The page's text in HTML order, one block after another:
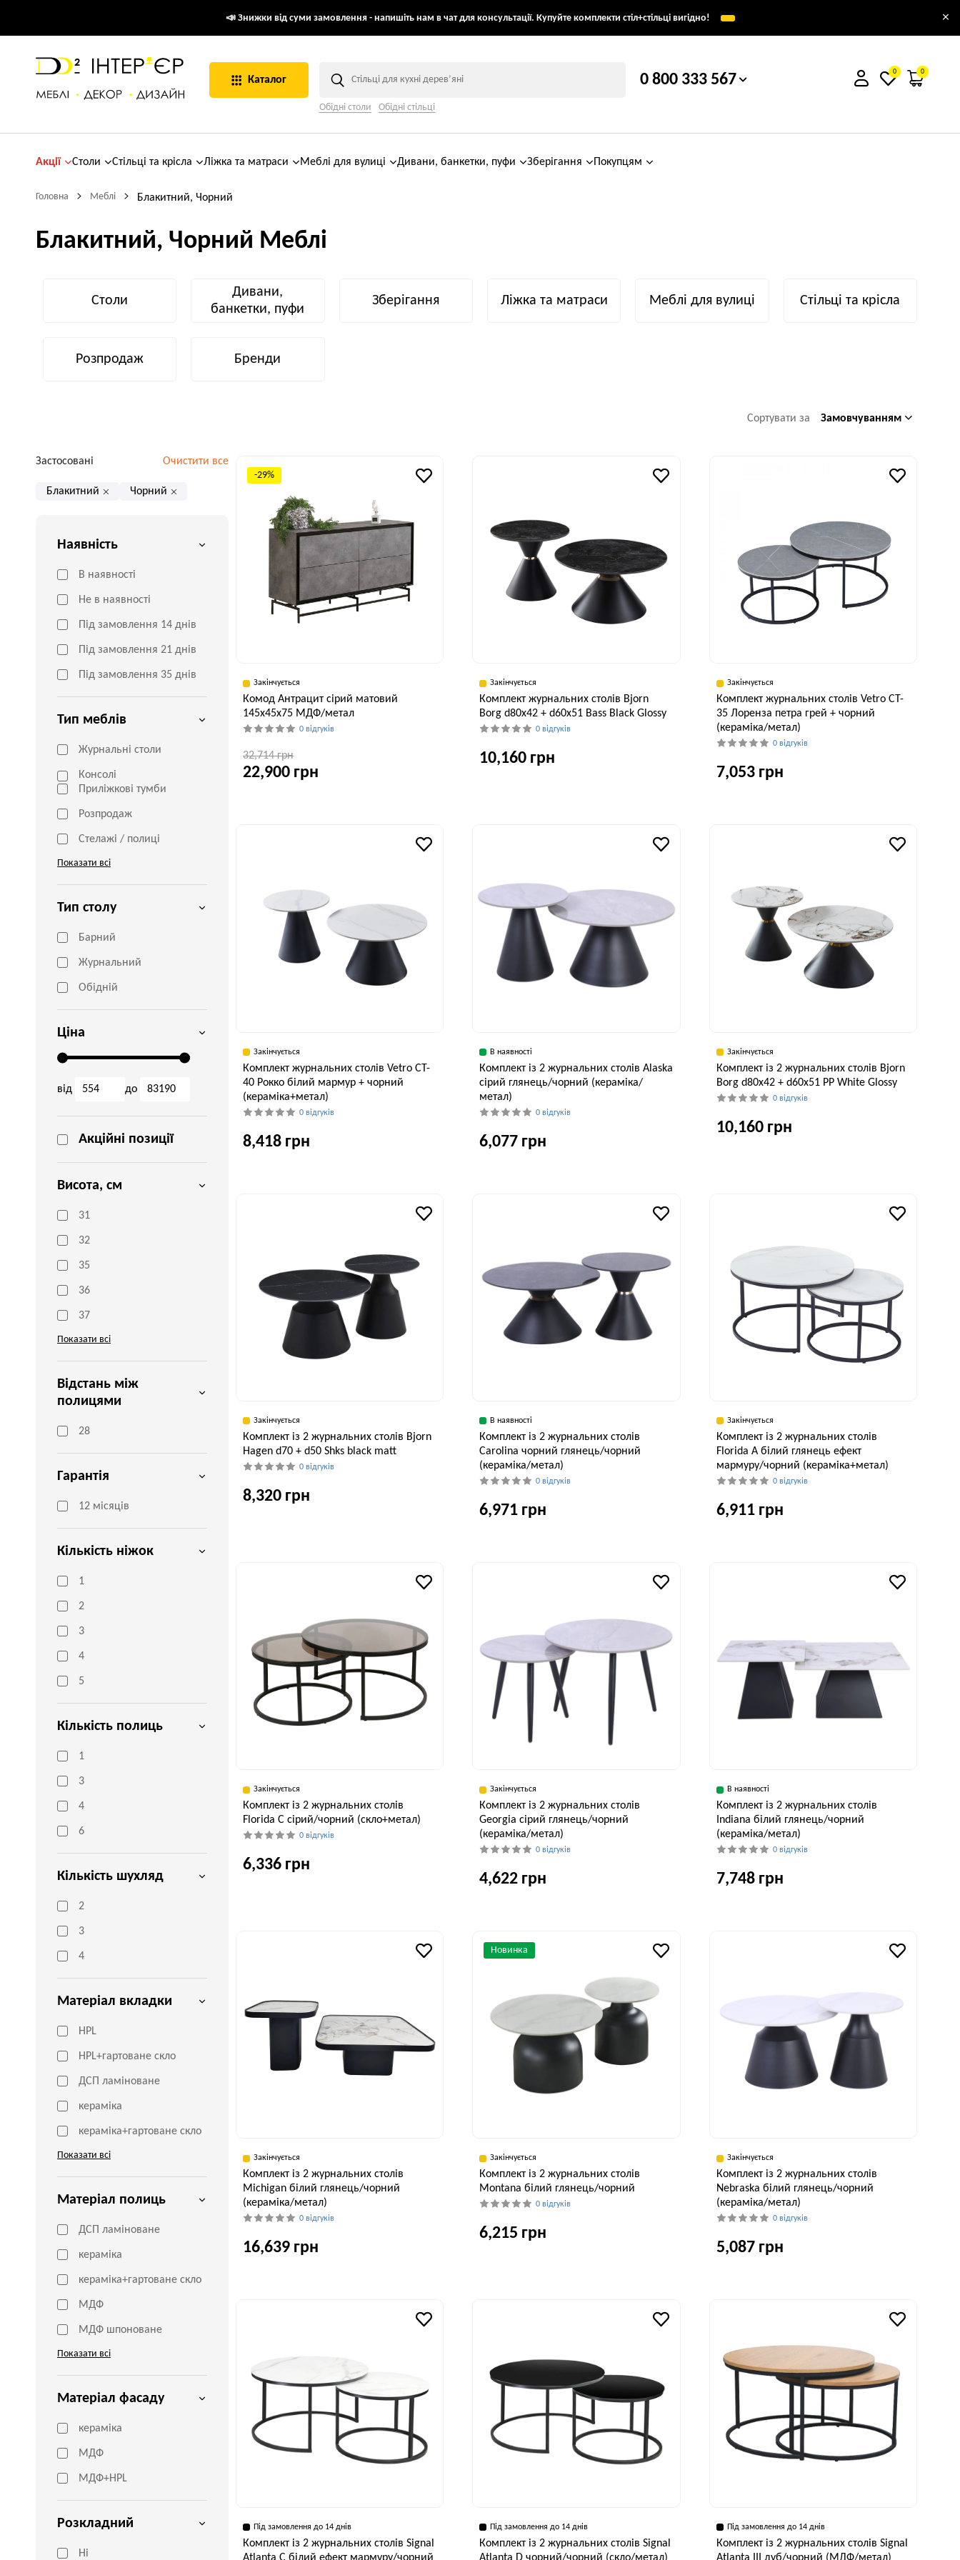
📣 Знижки від суми замовлення - напишіть нам в чат для консультації. Купуйте комплекти стіл+стільці вигідно! ×
Каталог
Обідні столи Обідні стільці
0 800 333 567 0 0
Акції Столи Стільці та крісла Ліжка та матраси Меблі для вулиці Дивани, банкетки, пуфи Зберігання Покупцям
Головна Меблі Блакитний, Чорний
Блакитний, Чорний Меблі
Столи
Дивани,
банкетки, пуфи
Зберігання Ліжка та матраси Меблі для вулиці Стільці та крісла
Розпродаж Бренди
Сортувати за Замовчуванням
Застосовані Очистити все
Блакитний Чорний
Наявність
В наявності
Не в наявності
Під замовлення 14 днів
Під замовлення 21 днів
Під замовлення 35 днів
Тип меблів
Журнальні столи
Консолі
Приліжкові тумби
Розпродаж
Стелажі / полиці
Показати всі
Тип столу
Барний
Журнальний
Обідній
Ціна
від до
Акційні позиції
Висота, см
31
32
35
36
37
Показати всі
Відстань між
полицями
28
Гарантія
12 місяців
Кількість ніжок
1
2
3
4
5
Кількість полиць
1
3
4
6
Кількість шухляд
2
3
4
Матеріал вкладки
HPL
HPL+гартоване скло
ДСП ламіноване
кераміка
кераміка+гартоване скло
Показати всі
Матеріал полиць
ДСП ламіноване
кераміка
кераміка+гартоване скло
МДФ
МДФ шпоноване
Показати всі
Матеріал фасаду
кераміка
МДФ
МДФ+HPL
Розкладний
Ні
-29%
Закінчується
Комод Антрацит сірий матовий
145x45x75 МДФ/метал
0 відгуків
32,714 грн
22,900 грн
Закінчується
Комплект журнальних столів Bjorn
Borg d80х42 + d60х51 Bass Black Glossy
0 відгуків
10,160 грн
Закінчується
Комплект журнальних столів Vetro CT-
35 Лоренза петра грей + чорний
(кераміка/метал)
0 відгуків
7,053 грн
Закінчується
Комплект журнальних столів Vetro CT-
40 Рокко білий мармур + чорний
(кераміка+метал)
0 відгуків
8,418 грн
46 см
В наявності
Комплект із 2 журнальних столів Alaska
сірий глянець/чорний (кераміка/
метал)
0 відгуків
6,077 грн
40 см
Закінчується
Комплект із 2 журнальних столів Bjorn
Borg d80х42 + d60х51 PP White Glossy
0 відгуків
10,160 грн
Закінчується
Комплект із 2 журнальних столів Bjorn
Hagen d70 + d50 Shks black matt
0 відгуків
8,320 грн
В наявності
Комплект із 2 журнальних столів
Carolina чорний глянець/чорний
(кераміка/метал)
0 відгуків
6,971 грн
42 см
Закінчується
Комплект із 2 журнальних столів
Florida A білий глянець ефект
мармуру/чорний (кераміка+метал)
0 відгуків
6,911 грн
41 см
Закінчується
Комплект із 2 журнальних столів
Florida C сірий/чорний (скло+метал)
0 відгуків
6,336 грн
Закінчується
Комплект із 2 журнальних столів
Georgia сірий глянець/чорний
(кераміка/метал)
0 відгуків
4,622 грн
60 см 45 см
В наявності
Комплект із 2 журнальних столів
Indiana білий глянець/чорний
(кераміка/метал)
0 відгуків
7,748 грн
48 см
Закінчується
Комплект із 2 журнальних столів
Michigan білий глянець/чорний
(кераміка/метал)
0 відгуків
16,639 грн
50 см
Новинка
Закінчується
Комплект із 2 журнальних столів
Montana білий глянець/чорний
0 відгуків
6,215 грн
Закінчується
Комплект із 2 журнальних столів
Nebraska білий глянець/чорний
(кераміка/метал)
0 відгуків
5,087 грн
43 см
Під замовлення до 14 днів
Комплект із 2 журнальних столів Signal
Atlanta C білий ефект мармуру/чорний
Під замовлення до 14 днів
Комплект із 2 журнальних столів Signal
Atlanta D чорний/чорний (скло/метал)
Під замовлення до 14 днів
Комплект із 2 журнальних столів Signal
Atlanta III дуб/чорний (МДФ/метал)